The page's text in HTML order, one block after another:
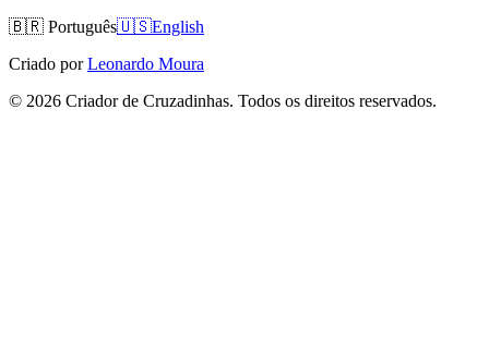
🇧🇷 Português🇺🇸English
Criado por Leonardo Moura
© 2026 Criador de Cruzadinhas. Todos os direitos reservados.